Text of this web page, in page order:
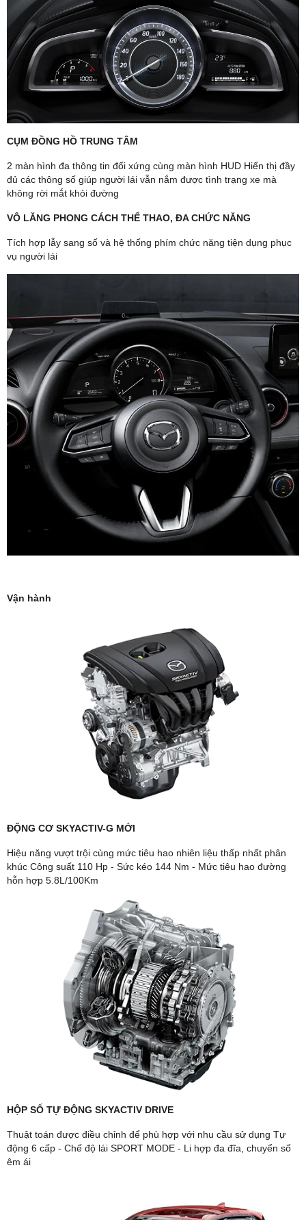
CỤM ĐỒNG HỒ TRUNG TÂM
2 màn hình đa thông tin đối xứng cùng màn hình HUD Hiển thị đầy
đủ các thông số giúp người lái vẫn nắm được tình trạng xe mà
không rời mắt khỏi đường
VÔ LĂNG PHONG CÁCH THỂ THAO, ĐA CHỨC NĂNG
Tích hợp lẫy sang số và hệ thống phím chức năng tiện dụng phục
vụ người lái
Vận hành
ĐỘNG CƠ SKYACTIV-G MỚI
Hiệu năng vượt trội cùng mức tiêu hao nhiên liệu thấp nhất phân
khúc Công suất 110 Hp - Sức kéo 144 Nm - Mức tiêu hao đường
hỗn hợp 5.8L/100Km
HỘP SỐ TỰ ĐỘNG SKYACTIV DRIVE
Thuật toán được điều chỉnh để phù hợp với nhu cầu sử dụng Tự
động 6 cấp - Chế độ lái SPORT MODE - Li hợp đa đĩa, chuyển số
êm ái